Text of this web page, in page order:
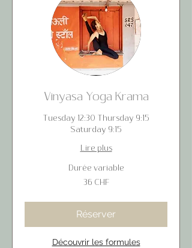
Vinyasa Yoga Krama
Tuesday 12:30 Thursday 9:15
Saturday 9:15
Lire plus
Durée variable
36 CHF
Réserver
Découvrir les formules